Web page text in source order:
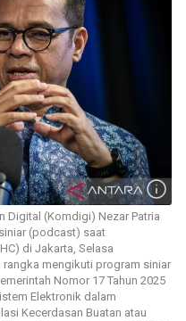
Digital (Komdigi) Nezar Patria
(podcast) saat
di Jakarta, Selasa
mengikuti program siniar
Nomor 17 Tahun 2025
Elektronik dalam
Kecerdasan Buatan atau